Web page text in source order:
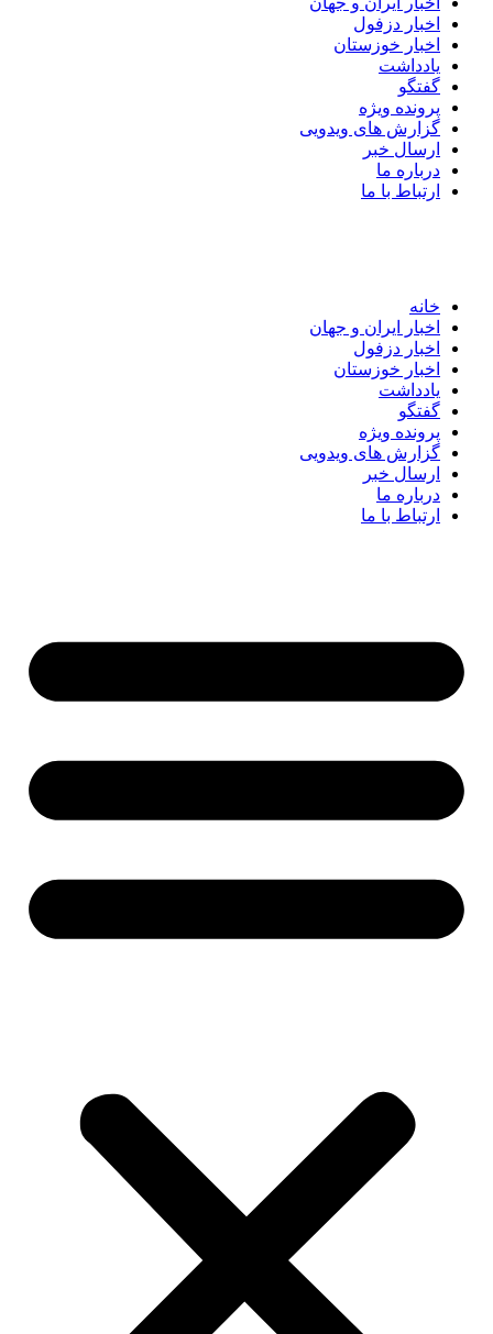
اخبار دزفول
اخبار خوزستان
یادداشت
گفتگو
پرونده ویژه
گزارش های ویدویی
ارسال خبر
درباره ما
ارتباط با ما
خانه
اخبار ایران و جهان
اخبار دزفول
اخبار خوزستان
یادداشت
گفتگو
پرونده ویژه
گزارش های ویدویی
ارسال خبر
درباره ما
ارتباط با ما